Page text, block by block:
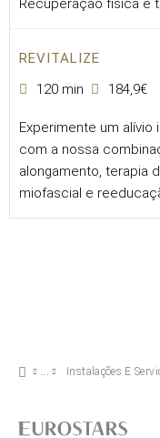
Recuperação física e
REVITALIZE
120 min
184,9€
Experimente um
com a nossa
alongamento, terapia
miofascial e
Instalações E